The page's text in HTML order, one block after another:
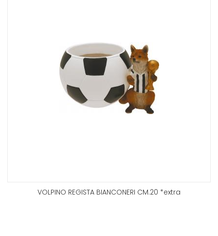
VOLPINO REGISTA BIANCONERI CM.20 *extra